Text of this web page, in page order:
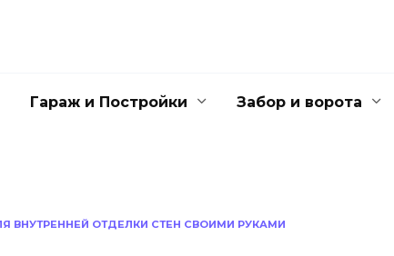
Гараж и Постройки Забор и ворота
ВНУТРЕННЕЙ ОТДЕЛКИ СТЕН СВОИМИ РУКАМИ